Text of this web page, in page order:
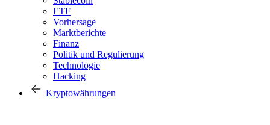
ETF
Vorhersage
Marktberichte
Finanz
Politik und Regulierung
Technologie
Hacking
Kryptowährungen